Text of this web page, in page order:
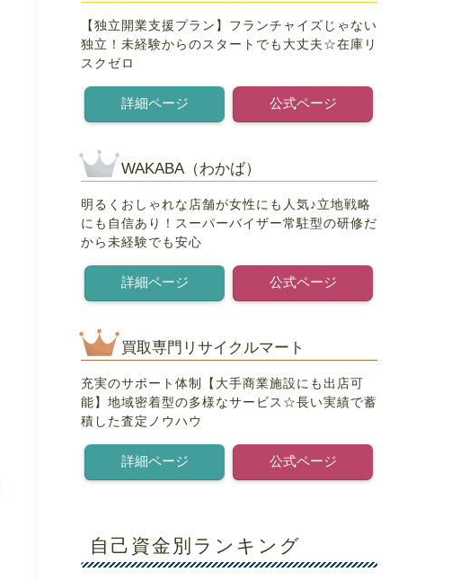
【独立開業支援プラン】フランチャイズじゃない
独立！未経験からのスタートでも大丈夫☆在庫リ
スクゼロ
詳細ページ 公式ページ
WAKABA（わかば）
明るくおしゃれな店舗が女性にも人気♪立地戦略
にも自信あり！スーパーバイザー常駐型の研修だ
から未経験でも安心
詳細ページ 公式ページ
買取専門リサイクルマート
充実のサポート体制【大手商業施設にも出店可
能】地域密着型の多様なサービス☆長い実績で蓄
積した査定ノウハウ
詳細ページ 公式ページ
自己資金別ランキング